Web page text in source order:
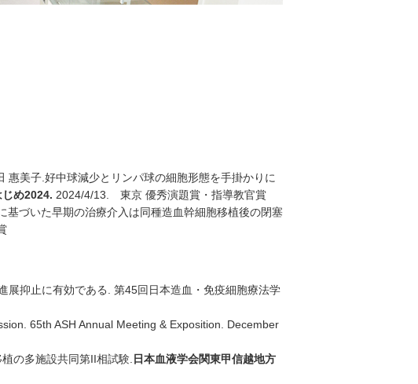
美子.好中球減少とリンパ球の細胞形態を手掛かりに
じめ2024. 2024/4/13. 東京 優秀演題賞・指導教官賞
づいた早期の治療介入は同種造⾎幹細胞移植後の閉塞
展抑止に有効である. 第45回日本造血・免疫細胞療法学
65th ASH Annual Meeting & Exposition. December
の多施設共同第II相試験. 日本血液学会関東甲信越地方